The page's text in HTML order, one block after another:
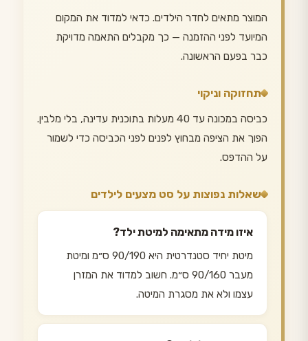
המוצר מתאים לחדר הילדים. כדאי למדוד את המקום
המיועד לפני ההזמנה — כך מקבלים התאמה מדויקת
כבר בפעם הראשונה.
תחזוקה וניקוי
כביסה במכונה עד 40 מעלות בתוכנית עדינה, בלי מלבין.
הפוך את הציפה מבחוץ לפנים לפני הכביסה כדי לשמור
על ההדפס.
שאלות נפוצות על סט מצעים לילדים
איזו מידה מתאימה למיטת ילד?
מיטת יחיד סטנדרטית היא 90/190 ס״מ ומיטת
מעבר 90/160 ס״מ. חשוב למדוד את המזרן
עצמו ולא את מסגרת המיטה.